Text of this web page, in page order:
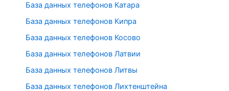
База данных телефонов Катара
База данных телефонов Кипра
База данных телефонов Косово
База данных телефонов Латвии
База данных телефонов Литвы
База данных телефонов Лихтенштейна